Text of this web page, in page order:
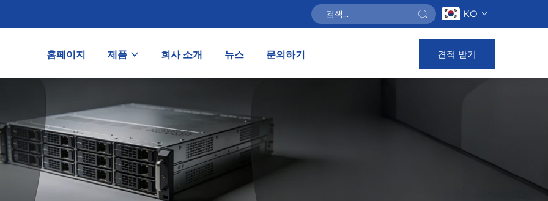
KO
홈페이지 제품 회사 소개 뉴스 문의하기 견적 받기